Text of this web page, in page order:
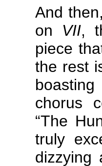
And
on VII,
piece
the rest
chorus
“The
truly
dizzying